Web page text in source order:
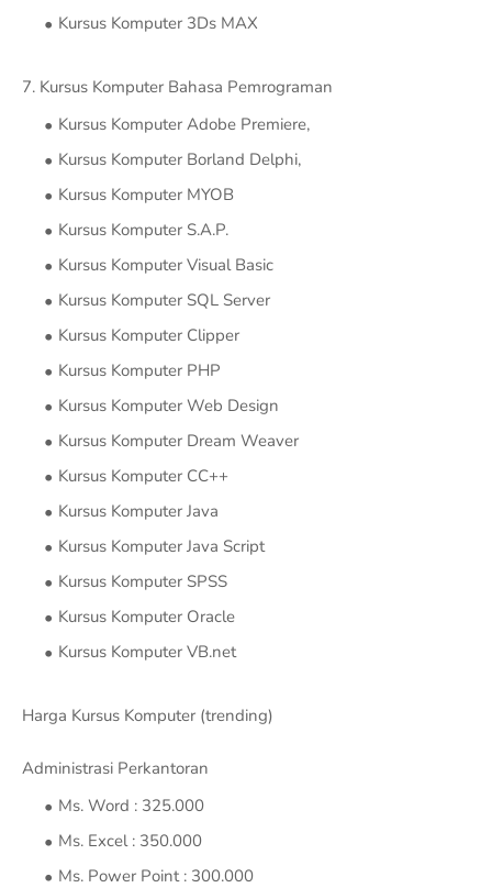
Kursus Komputer 3Ds MAX
7. Kursus Komputer Bahasa Pemrograman
Kursus Komputer Adobe Premiere,
Kursus Komputer Borland Delphi,
Kursus Komputer MYOB
Kursus Komputer S.A.P.
Kursus Komputer Visual Basic
Kursus Komputer SQL Server
Kursus Komputer Clipper
Kursus Komputer PHP
Kursus Komputer Web Design
Kursus Komputer Dream Weaver
Kursus Komputer CC++
Kursus Komputer Java
Kursus Komputer Java Script
Kursus Komputer SPSS
Kursus Komputer Oracle
Kursus Komputer VB.net
Harga Kursus Komputer (trending)
Administrasi Perkantoran
Ms. Word : 325.000
Ms. Excel : 350.000
Ms. Power Point : 300.000